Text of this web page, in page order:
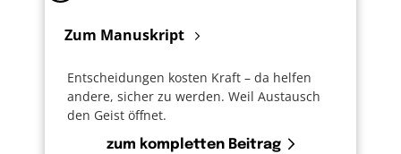
Zum Manuskript
Entscheidungen kosten Kraft – da helfen
andere, sicher zu werden. Weil Austausch
den Geist öffnet.
zum kompletten Beitrag